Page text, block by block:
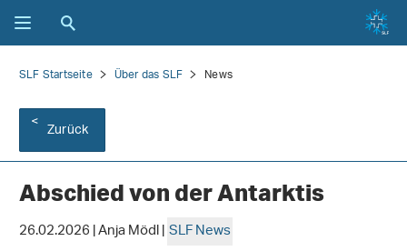
SLF Startseite Über das SLF News
Zurück
Abschied von der Antarktis
26.02.2026 | Anja Mödl |SLF News